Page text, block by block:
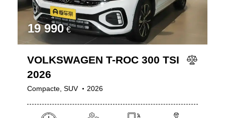
19 990 €
VOLKSWAGEN T-ROC 300 TSI
2026
Compacte,SUV 2026